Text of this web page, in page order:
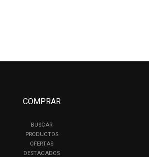
COMPRAR
BUSCAR
PRODUCTOS
OFERTAS
DESTACADOS